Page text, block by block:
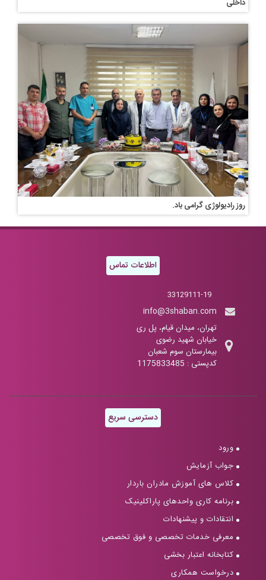
داخلی
روز رادیولوژی گرامی باد.
اطلاعات تماس
33129111-19
info@3shaban.com
تهران، میدان قیام، پل ری
خیابان شهید رضوی
بیمارستان سوم شعبان
کدپستی : 1175833485
دسترسی سریع
ورود
جواب آزمایش
کلاس های آموزش مادران باردار
برنامه کاری واحدهای پاراکلینیک
انتقادات و پیشنهادات
معرفی خدمات تخصصی و فوق تخصصی
کتابخانه اعتبار بخشی
درخواست همکاری